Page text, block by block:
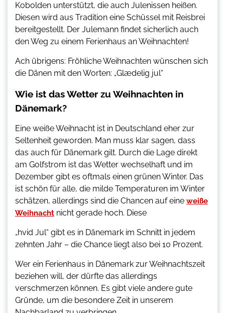
Kobolden unterstützt, die auch Julenissen heißen.
Diesen wird aus Tradition eine Schüssel mit Reisbrei
bereitgestellt. Der Julemann findet sicherlich auch
den Weg zu einem Ferienhaus an Weihnachten!
Ach übrigens: Fröhliche Weihnachten wünschen sich
die Dänen mit den Worten: „Glædelig jul“
Wie ist das Wetter zu Weihnachten in
Dänemark?
Eine weiße Weihnacht ist in Deutschland eher zur
Seltenheit geworden. Man muss klar sagen, dass
das auch für Dänemark gilt. Durch die Lage direkt
am Golfstrom ist das Wetter wechselhaft und im
Dezember gibt es oftmals einen grünen Winter. Das
ist schön für alle, die milde Temperaturen im Winter
schätzen, allerdings sind die Chancen auf eine weiße
Weihnacht nicht gerade hoch. Diese
„hvid Jul“ gibt es in Dänemark im Schnitt in jedem
zehnten Jahr – die Chance liegt also bei 10 Prozent.
Wer ein Ferienhaus in Dänemark zur Weihnachtszeit
beziehen will, der dürfte das allerdings
verschmerzen können. Es gibt viele andere gute
Gründe, um die besondere Zeit in unserem